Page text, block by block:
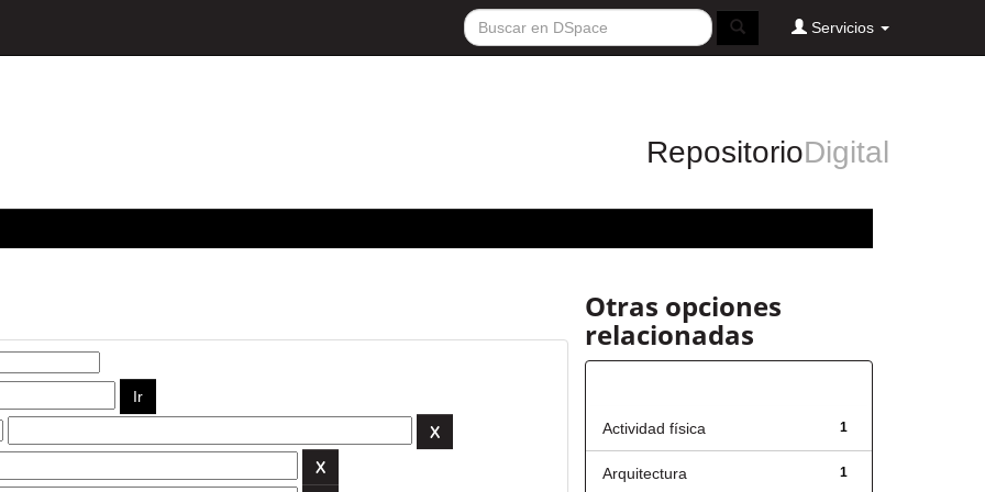
Servicios
RepositorioDigital
Otras opciones
relacionadas
1
Actividad física
1
Arquitectura